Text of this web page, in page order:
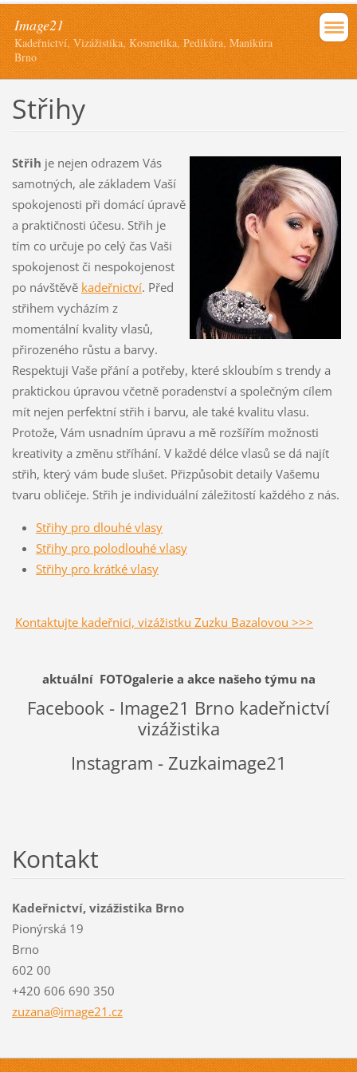
Image21
Kadeřnictví, Vizážistika, Kosmetika, Pedikůra, Manikúra
Brno
Střihy
Střih je nejen odrazem Vás
samotných, ale základem Vaší
spokojenosti při domácí úpravě
a praktičnosti účesu. Střih je
tím co určuje po celý čas Vaši
spokojenost či nespokojenost
po návštěvě kadeřnictví. Před
střihem vycházím z
momentální kvality vlasů,
přirozeného růstu a barvy.
Respektuji Vaše přání a potřeby, které skloubím s trendy a
praktickou úpravou včetně poradenství a společným cílem
mít nejen perfektní střih i barvu, ale také kvalitu vlasu.
Protože, Vám usnadním úpravu a mě rozšířím možnosti
kreativity a změnu stříhání. V každé délce vlasů se dá najít
střih, který vám bude slušet. Přizpůsobit detaily Vašemu
tvaru obličeje. Střih je individuální záležitostí každého z nás.
Střihy pro dlouhé vlasy
Střihy pro polodlouhé vlasy
Střihy pro krátké vlasy
Kontaktujte kadeřnici, vizážistku Zuzku Bazalovou >>>
aktuální FOTOgalerie a akce našeho týmu na
Facebook - Image21 Brno kadeřnictví
vizážistika
Instagram - Zuzkaimage21
Kontakt
Kadeřnictví, vizážistika Brno
Pionýrská 19
Brno
602 00
+420 606 690 350
zuzana@image21.cz